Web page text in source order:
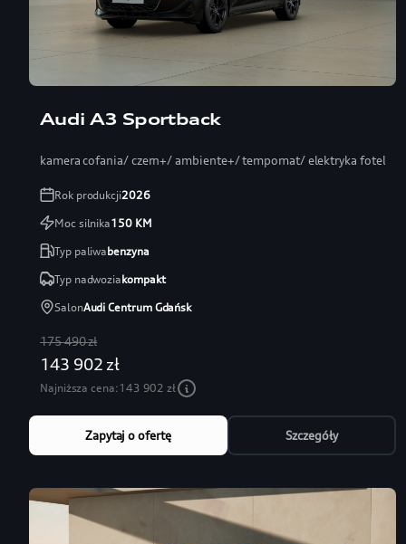
Audi A3 Sportback
kamera cofania/ czern+/ ambiente+/ tempomat/ elektryka fotel
Rok produkcji2026
Moc silnika150KM
Typ paliwabenzyna
Typ nadwoziakompakt
SalonAudi Centrum Gdańsk
175 490 zł
143 902 zł
Najniższa cena:143 902 zł
Zapytaj o ofertę Szczegóły